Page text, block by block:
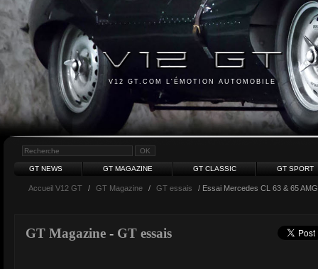
V12 GT.COM L'ÉMOTION AUTOMOBILE
GT NEWS GT MAGAZINE GT CLASSIC GT SPORT
Accueil V12 GT / GT Magazine / GT essais / Essai Mercedes CL 63 & 65 AMG
GT Magazine - GT essais